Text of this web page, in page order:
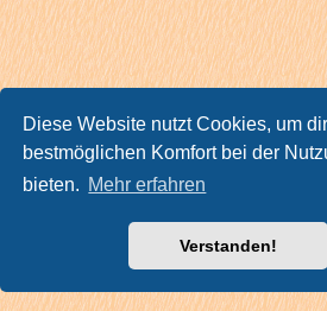
Diese Website nutzt Cookies, um
bestmöglichen Komfort bei der
bieten. Mehr erfahren
Verstanden!